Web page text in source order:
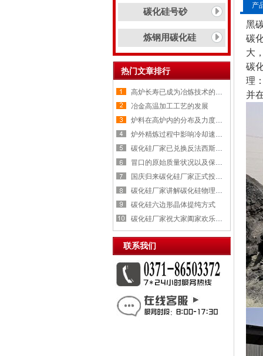
碳化硅号砂
炼钢用碳化硅
热门文章排行
高炉长寿已成为冶炼技术的重要
冶金高温加工工艺的发展
炉料在高炉内的分布及力度变化
炉外精炼过程中影响冷却速率的
碳化硅厂家已兑换反法西斯战争
冒口的原始质量状况以及保温剂
国庆归来碳化硅厂家正式投入生
碳化硅厂家讲解碳化硅物理性质
碳化硅六边形晶体提纯方式
碳化硅厂家祝大家阖家欢乐，喜
联系我们
产
黑
碳
大
碳
理
并